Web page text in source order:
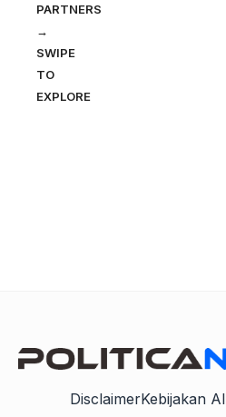
PARTNERS
→
SWIPE
TO
EXPLORE
DisclaimerKebijakan AI